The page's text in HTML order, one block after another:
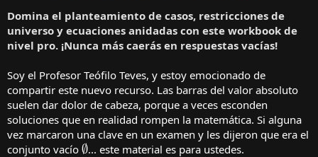
i
ó
n
Domina el planteamiento de casos, restricciones de
universo y ecuaciones anidadas con este workbook de
nivel pro. ¡Nunca más caerás en respuestas vacías!
Soy el Profesor Teófilo Teves, y estoy emocionado de
compartir este nuevo recurso. Las barras del valor absoluto
suelen dar dolor de cabeza, porque a veces esconden
soluciones que en realidad rompen la matemática. Si alguna
vez marcaron una clave en un examen y les dijeron que era el
conjunto vacío ∅... este material es para ustedes.